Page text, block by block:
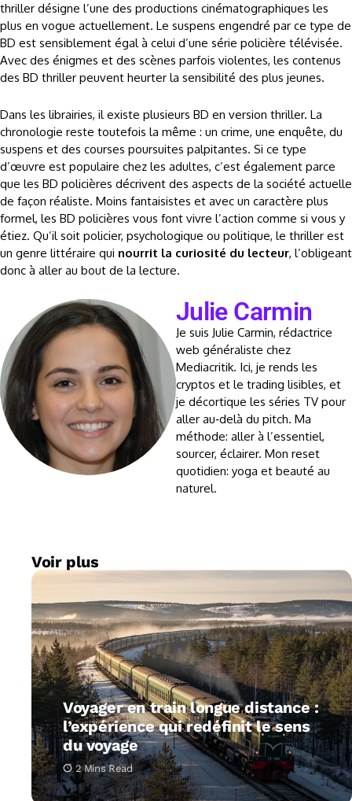
thriller désigne l’une des productions cinématographiques les
plus en vogue actuellement. Le suspens engendré par ce type de
BD est sensiblement égal à celui d’une série policière télévisée.
Avec des énigmes et des scènes parfois violentes, les contenus
des BD thriller peuvent heurter la sensibilité des plus jeunes.
Dans les librairies, il existe plusieurs BD en version thriller. La
chronologie reste toutefois la même : un crime, une enquête, du
suspens et des courses poursuites palpitantes. Si ce type
d’œuvre est populaire chez les adultes, c’est également parce
que les BD policières décrivent des aspects de la société actuelle
de façon réaliste. Moins fantaisistes et avec un caractère plus
formel, les BD policières vous font vivre l’action comme si vous y
étiez. Qu’il soit policier, psychologique ou politique, le thriller est
un genre littéraire qui nourrit la curiosité du lecteur, l’obligeant
donc à aller au bout de la lecture.
Julie Carmin
Je suis Julie Carmin, rédactrice
web généraliste chez
Mediacritik. Ici, je rends les
cryptos et le trading lisibles, et
je décortique les séries TV pour
aller au‑delà du pitch. Ma
méthode: aller à l’essentiel,
sourcer, éclairer. Mon reset
quotidien: yoga et beauté au
naturel.
Voir plus
Voyager en train longue distance :
l’expérience qui redéfinit le sens
du voyage
2 Mins Read